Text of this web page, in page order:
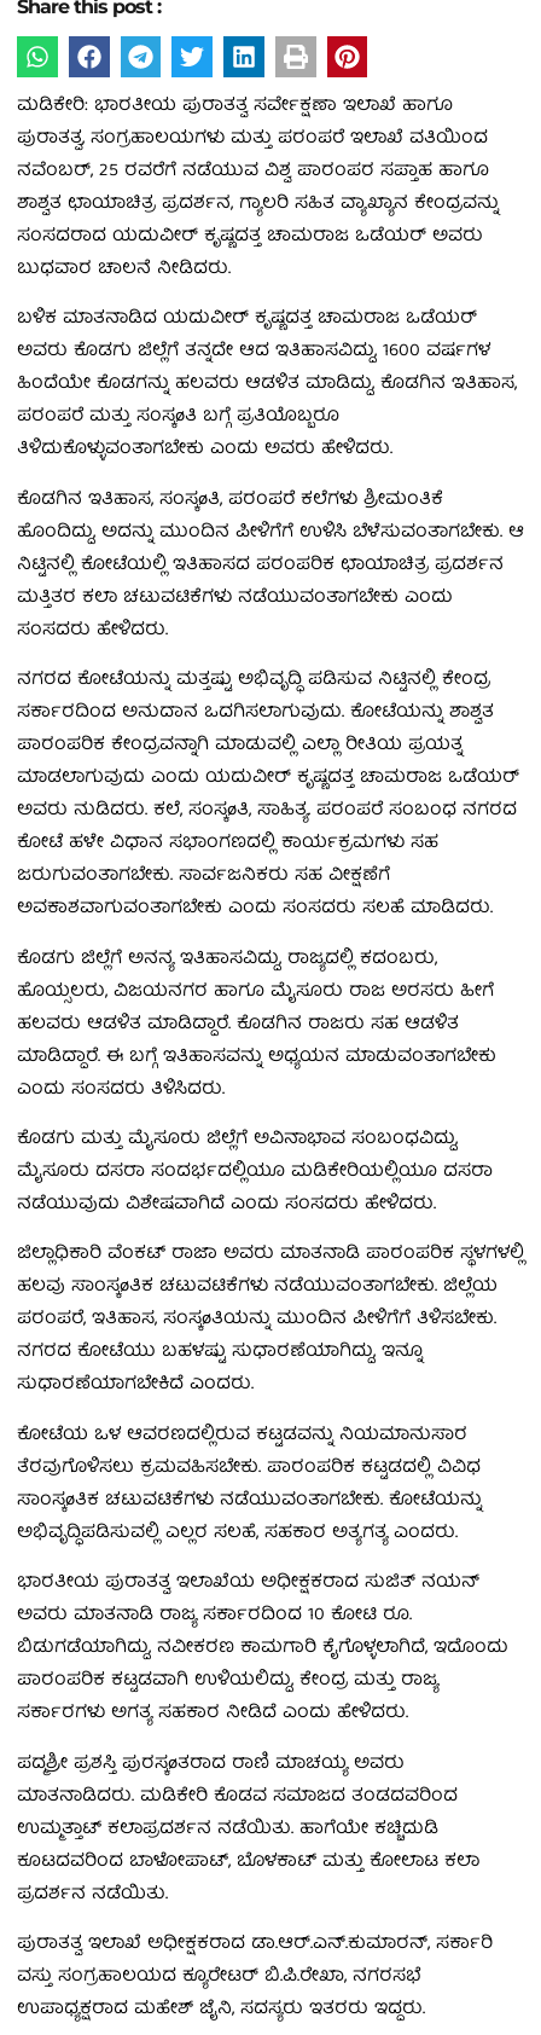
Share this post :
ಮಡಿಕೇರಿ: ಭಾರತೀಯ ಪುರಾತತ್ವ ಸರ್ವೇಕ್ಷಣಾ ಇಲಾಖೆ ಹಾಗೂ
ಪುರಾತತ್ವ, ಸಂಗ್ರಹಾಲಯಗಳು ಮತ್ತು ಪರಂಪರೆ ಇಲಾಖೆ ವತಿಯಿಂದ
ನವೆಂಬರ್, 25 ರವರೆಗೆ ನಡೆಯುವ ವಿಶ್ವ ಪಾರಂಪರ ಸಪ್ತಾಹ ಹಾಗೂ
ಶಾಶ್ವತ ಛಾಯಾಚಿತ್ರ ಪ್ರದರ್ಶನ, ಗ್ಯಾಲರಿ ಸಹಿತ ವ್ಯಾಖ್ಯಾನ ಕೇಂದ್ರವನ್ನು
ಸಂಸದರಾದ ಯದುವೀರ್ ಕೃಷ್ಣದತ್ತ ಚಾಮರಾಜ ಒಡೆಯರ್ ಅವರು
ಬುಧವಾರ ಚಾಲನೆ ನೀಡಿದರು.
ಬಳಿಕ ಮಾತನಾಡಿದ ಯದುವೀರ್ ಕೃಷ್ಣದತ್ತ ಚಾಮರಾಜ ಒಡೆಯರ್
ಅವರು ಕೊಡಗು ಜಿಲ್ಲೆಗೆ ತನ್ನದೇ ಆದ ಇತಿಹಾಸವಿದ್ದು, 1600 ವರ್ಷಗಳ
ಹಿಂದೆಯೇ ಕೊಡಗನ್ನು ಹಲವರು ಆಡಳಿತ ಮಾಡಿದ್ದು, ಕೊಡಗಿನ ಇತಿಹಾಸ,
ಪರಂಪರೆ ಮತ್ತು ಸಂಸ್ಕøತಿ ಬಗ್ಗೆ ಪ್ರತಿಯೊಬ್ಬರೂ
ತಿಳಿದುಕೊಳ್ಳುವಂತಾಗಬೇಕು ಎಂದು ಅವರು ಹೇಳಿದರು.
ಕೊಡಗಿನ ಇತಿಹಾಸ, ಸಂಸ್ಕøತಿ, ಪರಂಪರೆ ಕಲೆಗಳು ಶ್ರೀಮಂತಿಕೆ
ಹೊಂದಿದ್ದು, ಅದನ್ನು ಮುಂದಿನ ಪೀಳಿಗೆಗೆ ಉಳಿಸಿ ಬೆಳೆಸುವಂತಾಗಬೇಕು. ಆ
ನಿಟ್ಟಿನಲ್ಲಿ ಕೋಟೆಯಲ್ಲಿ ಇತಿಹಾಸದ ಪರಂಪರಿಕ ಛಾಯಾಚಿತ್ರ ಪ್ರದರ್ಶನ
ಮತ್ತಿತರ ಕಲಾ ಚಟುವಟಿಕೆಗಳು ನಡೆಯುವಂತಾಗಬೇಕು ಎಂದು
ಸಂಸದರು ಹೇಳಿದರು.
ನಗರದ ಕೋಟೆಯನ್ನು ಮತ್ತಷ್ಟು ಅಭಿವೃದ್ಧಿ ಪಡಿಸುವ ನಿಟ್ಟಿನಲ್ಲಿ ಕೇಂದ್ರ
ಸರ್ಕಾರದಿಂದ ಅನುದಾನ ಒದಗಿಸಲಾಗುವುದು. ಕೋಟೆಯನ್ನು ಶಾಶ್ವತ
ಪಾರಂಪರಿಕ ಕೇಂದ್ರವನ್ನಾಗಿ ಮಾಡುವಲ್ಲಿ ಎಲ್ಲಾ ರೀತಿಯ ಪ್ರಯತ್ನ
ಮಾಡಲಾಗುವುದು ಎಂದು ಯದುವೀರ್ ಕೃಷ್ಣದತ್ತ ಚಾಮರಾಜ ಒಡೆಯರ್
ಅವರು ನುಡಿದರು. ಕಲೆ, ಸಂಸ್ಕøತಿ, ಸಾಹಿತ್ಯ. ಪರಂಪರೆ ಸಂಬಂಧ ನಗರದ
ಕೋಟೆ ಹಳೇ ವಿಧಾನ ಸಭಾಂಗಣದಲ್ಲಿ ಕಾರ್ಯಕ್ರಮಗಳು ಸಹ
ಜರುಗುವಂತಾಗಬೇಕು. ಸಾರ್ವಜನಿಕರು ಸಹ ವೀಕ್ಷಣೆಗೆ
ಅವಕಾಶವಾಗುವಂತಾಗಬೇಕು ಎಂದು ಸಂಸದರು ಸಲಹೆ ಮಾಡಿದರು.
ಕೊಡಗು ಜಿಲ್ಲೆಗೆ ಅನನ್ಯ ಇತಿಹಾಸವಿದ್ದು, ರಾಜ್ಯದಲ್ಲಿ ಕದಂಬರು,
ಹೊಯ್ಸಲರು, ವಿಜಯನಗರ ಹಾಗೂ ಮೈಸೂರು ರಾಜ ಅರಸರು ಹೀಗೆ
ಹಲವರು ಆಡಳಿತ ಮಾಡಿದ್ದಾರೆ. ಕೊಡಗಿನ ರಾಜರು ಸಹ ಆಡಳಿತ
ಮಾಡಿದ್ದಾರೆ. ಈ ಬಗ್ಗೆ ಇತಿಹಾಸವನ್ನು ಅಧ್ಯಯನ ಮಾಡುವಂತಾಗಬೇಕು
ಎಂದು ಸಂಸದರು ತಿಳಿಸಿದರು.
ಕೊಡಗು ಮತ್ತು ಮೈಸೂರು ಜಿಲ್ಲೆಗೆ ಅವಿನಾಭಾವ ಸಂಬಂಧವಿದ್ದು,
ಮೈಸೂರು ದಸರಾ ಸಂದರ್ಭದಲ್ಲಿಯೂ ಮಡಿಕೇರಿಯಲ್ಲಿಯೂ ದಸರಾ
ನಡೆಯುವುದು ವಿಶೇಷವಾಗಿದೆ ಎಂದು ಸಂಸದರು ಹೇಳಿದರು.
ಜಿಲ್ಲಾಧಿಕಾರಿ ವೆಂಕಟ್ ರಾಜಾ ಅವರು ಮಾತನಾಡಿ ಪಾರಂಪರಿಕ ಸ್ಥಳಗಳಲ್ಲಿ
ಹಲವು ಸಾಂಸ್ಕøತಿಕ ಚಟುವಟಿಕೆಗಳು ನಡೆಯುವಂತಾಗಬೇಕು. ಜಿಲ್ಲೆಯ
ಪರಂಪರೆ, ಇತಿಹಾಸ, ಸಂಸ್ಕøತಿಯನ್ನು ಮುಂದಿನ ಪೀಳಿಗೆಗೆ ತಿಳಿಸಬೇಕು.
ನಗರದ ಕೋಟೆಯು ಬಹಳಷ್ಟು ಸುಧಾರಣೆಯಾಗಿದ್ದು, ಇನ್ನೂ
ಸುಧಾರಣೆಯಾಗಬೇಕಿದೆ ಎಂದರು.
ಕೋಟೆಯ ಒಳ ಆವರಣದಲ್ಲಿರುವ ಕಟ್ಟಡವನ್ನು ನಿಯಮಾನುಸಾರ
ತೆರವುಗೊಳಿಸಲು ಕ್ರಮವಹಿಸಬೇಕು. ಪಾರಂಪರಿಕ ಕಟ್ಟಡದಲ್ಲಿ ವಿವಿಧ
ಸಾಂಸ್ಕøತಿಕ ಚಟುವಟಿಕೆಗಳು ನಡೆಯುವಂತಾಗಬೇಕು. ಕೋಟೆಯನ್ನು
ಅಭಿವೃದ್ಧಿಪಡಿಸುವಲ್ಲಿ ಎಲ್ಲರ ಸಲಹೆ, ಸಹಕಾರ ಅತ್ಯಗತ್ಯ ಎಂದರು.
ಭಾರತೀಯ ಪುರಾತತ್ವ ಇಲಾಖೆಯ ಅಧೀಕ್ಷಕರಾದ ಸುಜಿತ್ ನಯನ್
ಅವರು ಮಾತನಾಡಿ ರಾಜ್ಯ ಸರ್ಕಾರದಿಂದ 10 ಕೋಟಿ ರೂ.
ಬಿಡುಗಡೆಯಾಗಿದ್ದು, ನವೀಕರಣ ಕಾಮಗಾರಿ ಕೈಗೊಳ್ಳಲಾಗಿದೆ, ಇದೊಂದು
ಪಾರಂಪರಿಕ ಕಟ್ಟಡವಾಗಿ ಉಳಿಯಲಿದ್ದು, ಕೇಂದ್ರ ಮತ್ತು ರಾಜ್ಯ
ಸರ್ಕಾರಗಳು ಅಗತ್ಯ ಸಹಕಾರ ನೀಡಿದೆ ಎಂದು ಹೇಳಿದರು.
ಪದ್ಮಶ್ರೀ ಪ್ರಶಸ್ತಿ ಪುರಸ್ಕøತರಾದ ರಾಣಿ ಮಾಚಯ್ಯ ಅವರು
ಮಾತನಾಡಿದರು. ಮಡಿಕೇರಿ ಕೊಡವ ಸಮಾಜದ ತಂಡದವರಿಂದ
ಉಮ್ಮತ್ತಾಟ್ ಕಲಾಪ್ರದರ್ಶನ ನಡೆಯಿತು. ಹಾಗೆಯೇ ಕಚ್ಚಿದುಡಿ
ಕೂಟದವರಿಂದ ಬಾಳೋಪಾಟ್, ಬೊಳಕಾಟ್ ಮತ್ತು ಕೋಲಾಟ ಕಲಾ
ಪ್ರದರ್ಶನ ನಡೆಯಿತು.
ಪುರಾತತ್ವ ಇಲಾಖೆ ಅಧೀಕ್ಷಕರಾದ ಡಾ.ಆರ್.ಎನ್.ಕುಮಾರನ್, ಸರ್ಕಾರಿ
ವಸ್ತು ಸಂಗ್ರಹಾಲಯದ ಕ್ಯೂರೇಟರ್ ಬಿ.ಪಿ.ರೇಖಾ, ನಗರಸಭೆ
ಉಪಾಧ್ಯಕ್ಷರಾದ ಮಹೇಶ್ ಜೈನಿ, ಸದಸ್ಯರು ಇತರರು ಇದ್ದರು.